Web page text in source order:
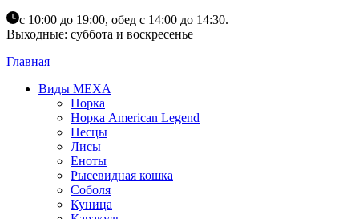
с 10:00 до 19:00, обед с 14:00 до 14:30.
Выходные: суббота и воскресенье
Главная
Виды МЕХА
Норка
Норка American Legend
Песцы
Лисы
Еноты
Рысевидная кошка
Соболя
Куница